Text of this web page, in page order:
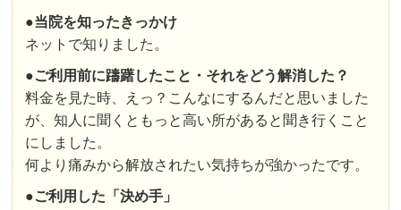
●当院を知ったきっかけ
ネットで知りました。
●ご利用前に躊躇したこと・それをどう解消した？
料金を見た時、えっ？こんなにするんだと思いました
が、知人に聞くともっと高い所があると聞き行くこと
にしました。
何より痛みから解放されたい気持ちが強かったです。
●ご利用した「決め手」